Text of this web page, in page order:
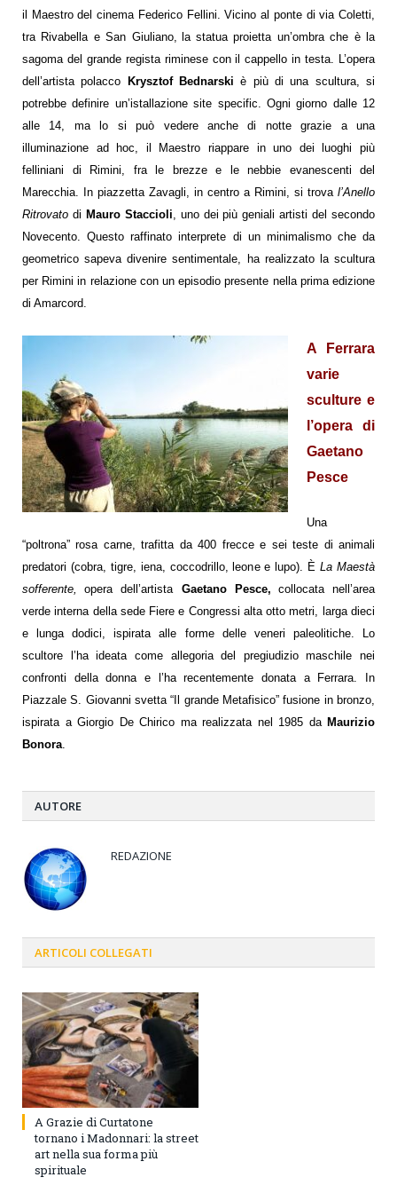
il Maestro del cinema Federico Fellini. Vicino al ponte di via Coletti,
tra Rivabella e San Giuliano,
la statua proietta un’ombra che è la
sagoma del grande regista riminesecon il cappello in testa. L’opera
dell’artista polacco
Krysztof Bednarski è più di una scultura, si
potrebbe definire un’istallazione site specific. Ogni giorno dalle 12
alle 14, ma lo si può vedere anche di notte grazie a una
illuminazione ad hoc, il Maestro riappare in uno dei luoghi più
felliniani di Rimini, fra le brezze e le nebbie evanescenti del
Marecchia.
In piazzetta Zavagli, in centro a Rimini, si trova l’Anello
Ritrovato di Mauro Staccioli , uno dei più geniali artisti del secondo
Novecento. Questo raffinato interprete di un minimalismo che da
geometrico sapeva divenire sentimentale, ha realizzato la scultura
per Rimini in relazione con un episodio presente nella prima edizione
di Amarcord.
A Ferrara
varie
sculture e
l’opera di
Gaetano
Pesce
Una
“poltrona” rosa carne, trafitta da 400 frecce e sei teste di animali
predatori (cobra, tigre, iena, coccodrillo, leone e lupo). ÈLa Maestà
sofferente,
opera dell’artista Gaetano Pesce, collocata nell’area
verde interna della sede Fiere e Congressi alta otto metri, larga dieci
e lunga dodici, ispirata alle forme delle veneri paleolitiche. Lo
scultore l’ha ideata come allegoria del pregiudizio maschile nei
confronti della donna e l’ha recentemente donata a Ferrara. In
Piazzale S. Giovanni svetta “Il grande Metafisico” fusione in bronzo,
ispirata a Giorgio De Chirico ma realizzata nel 1985 da Maurizio
Bonora.
AUTORE
REDAZIONE
ARTICOLI COLLEGATI
A Grazie di Curtatone
tornano i Madonnari: la street
art nella sua forma più
spirituale